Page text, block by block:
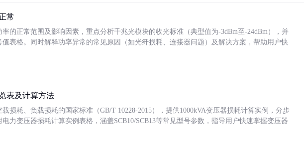
常
的正常范围及影响因素，重点分析千兆光模块的收光标准（典型值为-3dBm至-24dBm），并
表格。同时解释功率异常的常见原因（如光纤损耗、连接器问题）及解决方案，帮助用户快
表及计算方法
损耗、负载损耗的国家标准（GB/T 10228-2015），提供1000kVA变压器损耗计算实例，分步
力变压器损耗计算实例表格，涵盖SCB10/SCB13等常见型号参数，指导用户快速掌握变压器